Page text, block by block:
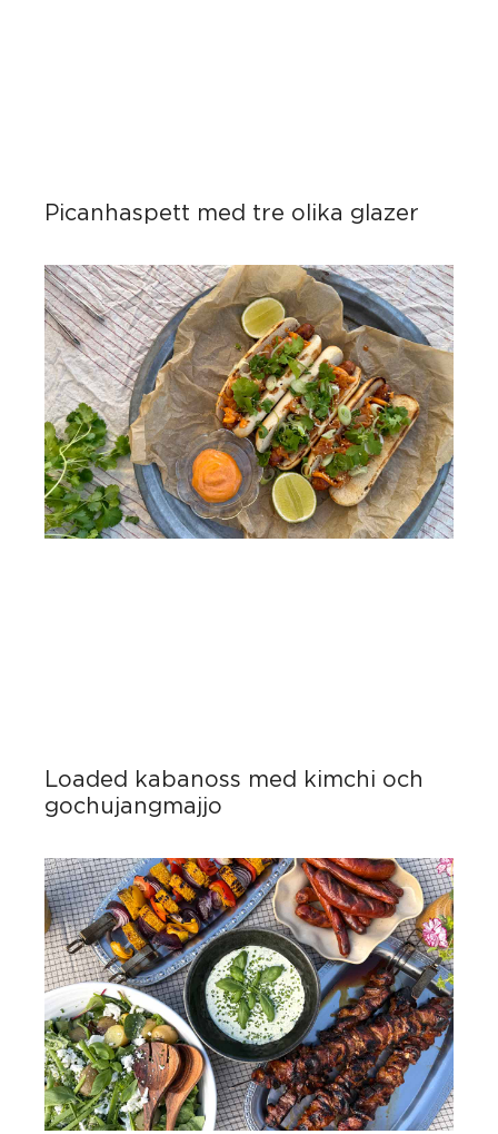
Picanhaspett med tre olika glazer
Loaded kabanoss med kimchi och
gochujangmajjo